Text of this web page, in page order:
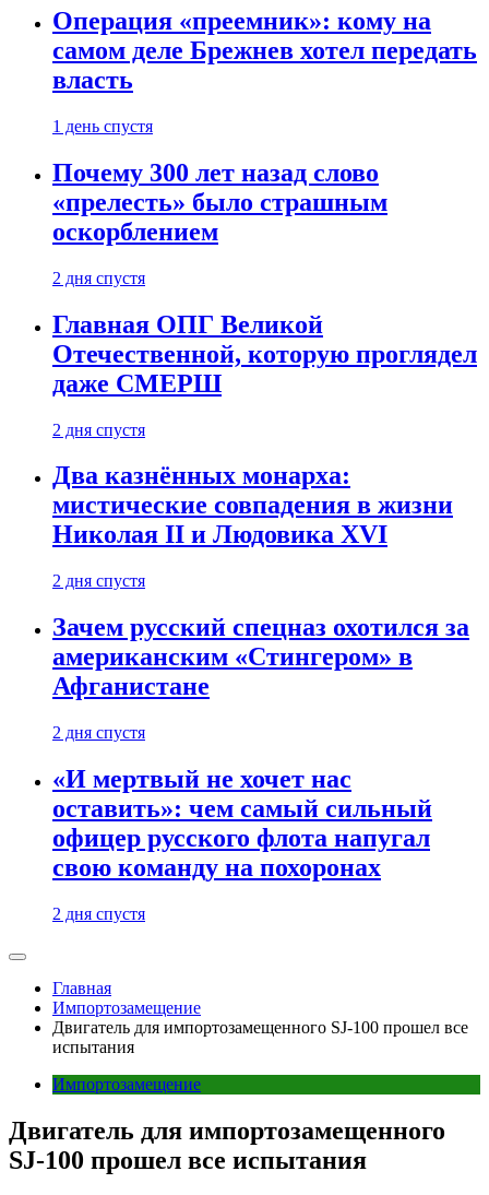
Операция «преемник»: кому на
самом деле Брежнев хотел передать
власть
1 день спустя
Почему 300 лет назад слово
«прелесть» было страшным
оскорблением
2 дня спустя
Главная ОПГ Великой
Отечественной, которую проглядел
даже СМЕРШ
2 дня спустя
Два казнённых монарха:
мистические совпадения в жизни
Николая II и Людовика XVI
2 дня спустя
Зачем русский спецназ охотился за
американским «Стингером» в
Афганистане
2 дня спустя
«И мертвый не хочет нас
оставить»: чем самый сильный
офицер русского флота напугал
свою команду на похоронах
2 дня спустя
Главная
Импортозамещение
Двигатель для импортозамещенного SJ-100 прошел все
испытания
Импортозамещение
Двигатель для импортозамещенного
SJ-100 прошел все испытания